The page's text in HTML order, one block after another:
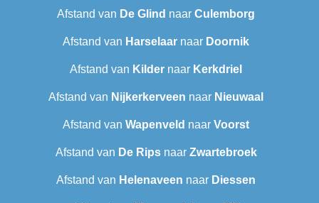
Afstand van De Glind naar Culemborg
Afstand van Harselaar naar Doornik
Afstand van Kilder naar Kerkdriel
Afstand van Nijkerkerveen naar Nieuwaal
Afstand van Wapenveld naar Voorst
Afstand van De Ripsnaar Zwartebroek
Afstand van Helenaveen naar Diessen